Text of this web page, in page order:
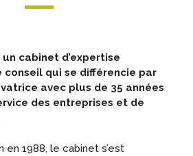
un cabinet d’expertise
qui se différencie par
avec plus de 35 années
des entreprises et de
en 1988, le cabinet s’est